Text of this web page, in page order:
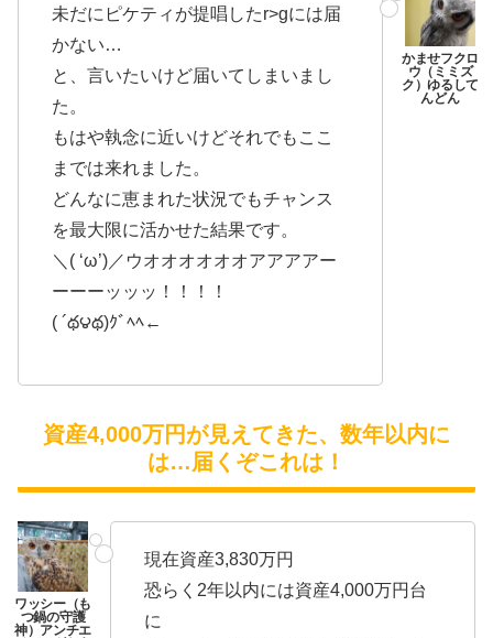
未だにピケティが提唱したr>gには届
かない…
と、言いたいけど届いてしまいまし
た。
もはや執念に近いけどそれでもここ
までは来れました。
どんなに恵まれた状況でもチャンス
を最大限に活かせた結果です。
＼( ‘ω’)／ウオオオオオオアアアアー
ーーーッッッ！！！！
( ´థ౪థ)ｸﾞﾍﾍ←
資産4,000万円が見えてきた、数年以内に
は…届くぞこれは！
現在資産3,830万円
恐らく2年以内には資産4,000万円台
に